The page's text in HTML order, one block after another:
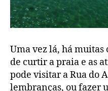
Uma vez lá, há muitas
de curtir a praia e as
pode visitar a Rua do
lembranças, ou fazer